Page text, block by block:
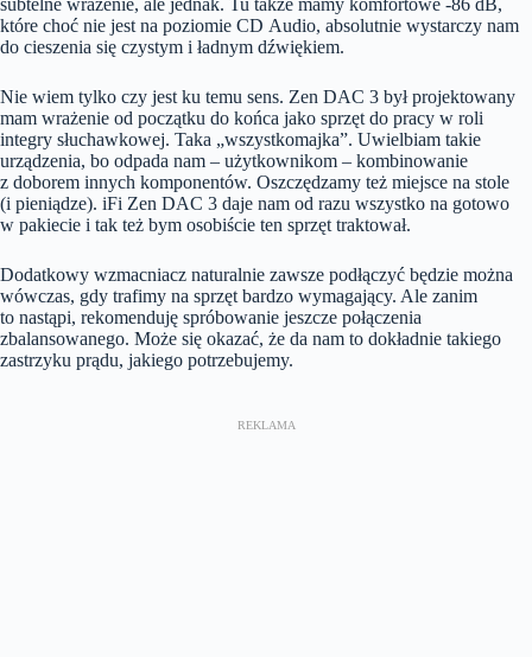
subtelne wrażenie, ale jednak. Tu także mamy komfortowe -86 dB,
które choć nie jest na poziomie CD Audio, absolutnie wystarczy nam
do cieszenia się czystym i ładnym dźwiękiem.
Nie wiem tylko czy jest ku temu sens. Zen DAC 3 był projektowany
mam wrażenie od początku do końca jako sprzęt do pracy w roli
integry słuchawkowej. Taka „wszystkomajka”. Uwielbiam takie
urządzenia, bo odpada nam – użytkownikom – kombinowanie
z doborem innych komponentów. Oszczędzamy też miejsce na stole
(i pieniądze). iFi Zen DAC 3 daje nam od razu wszystko na gotowo
w pakiecie i tak też bym osobiście ten sprzęt traktował.
Dodatkowy wzmacniacz naturalnie zawsze podłączyć będzie można
wówczas, gdy trafimy na sprzęt bardzo wymagający. Ale zanim
to nastąpi, rekomenduję spróbowanie jeszcze połączenia
zbalansowanego. Może się okazać, że da nam to dokładnie takiego
zastrzyku prądu, jakiego potrzebujemy.